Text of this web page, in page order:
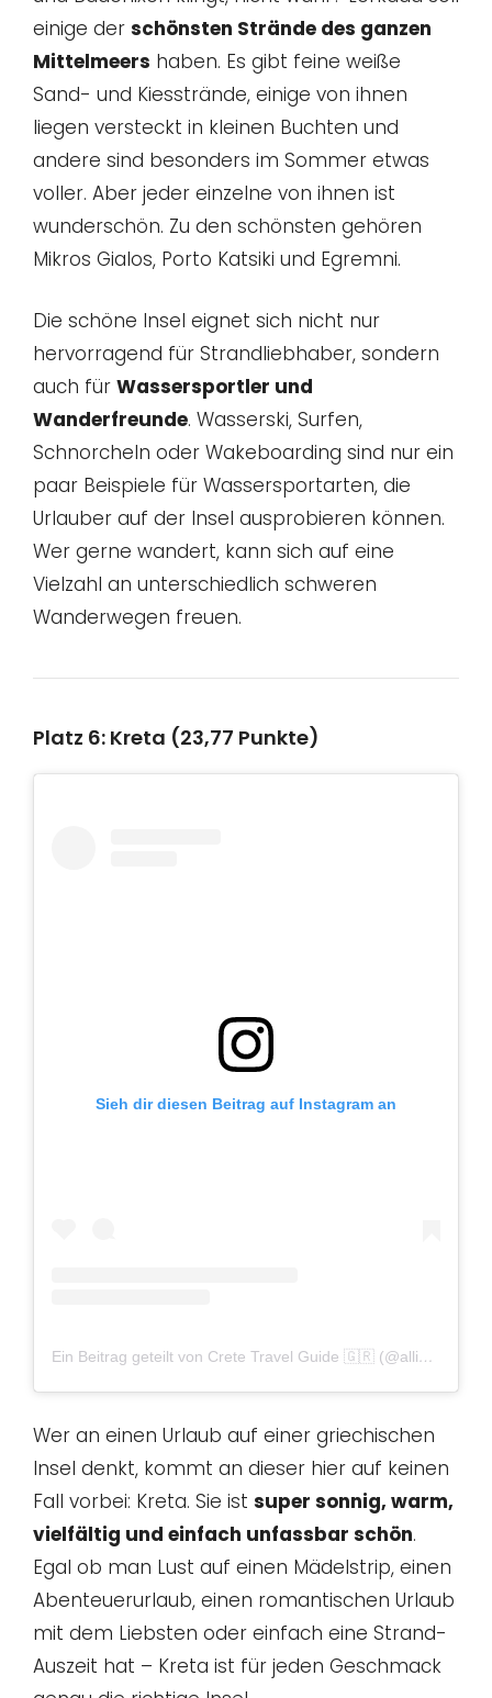
einige der schönsten Strände des ganzen
Mittelmeers haben. Es gibt feine weiße
Sand- und Kiesstrände, einige von ihnen
liegen versteckt in kleinen Buchten und
andere sind besonders im Sommer etwas
voller. Aber jeder einzelne von ihnen ist
wunderschön. Zu den schönsten gehören
Mikros Gialos, Porto Katsiki und Egremni.
Die schöne Insel eignet sich nicht nur
hervorragend für Strandliebhaber, sondern
auch für Wassersportler und
Wanderfreunde. Wasserski, Surfen,
Schnorcheln oder Wakeboarding sind nur ein
paar Beispiele für Wassersportarten, die
Urlauber auf der Insel ausprobieren können.
Wer gerne wandert, kann sich auf eine
Vielzahl an unterschiedlich schweren
Wanderwegen freuen.
Platz 6: Kreta (23,77 Punkte)
Sieh dir diesen Beitrag auf Instagram an
Ein Beitrag geteilt von Crete Travel Guide 🇬🇷 (@allincrete_guide)
Wer an einen Urlaub auf einer griechischen
Insel denkt, kommt an dieser hier auf keinen
Fall vorbei: Kreta. Sie ist super sonnig, warm,
vielfältig und einfach unfassbar schön.
Egal ob man Lust auf einen Mädelstrip, einen
Abenteuerurlaub, einen romantischen Urlaub
mit dem Liebsten oder einfach eine Strand-
Auszeit hat – Kreta ist für jeden Geschmack